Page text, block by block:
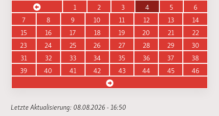
1
2 3 4 5
6
7
8 9 10 11 12 13
14
15
16 17 18 19 20 21
22
23
24 25 26 27 28 29
30
31
32 33 34 35 36 37
38
39
40 41 42 43 44 45 46
Letzte Aktualisierung: 08.08.2026 - 16:50